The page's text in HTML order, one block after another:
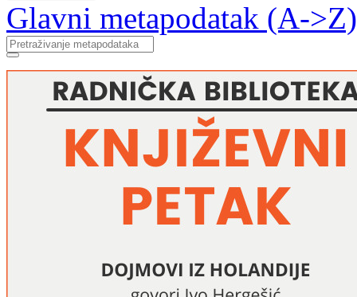
Glavni metapodatak (A->Z)